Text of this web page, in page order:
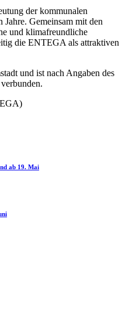
der kommunalen
Gemeinsam mit den
und klimafreundliche
die ENTEGA als attraktiven
und ist nach Angaben des
ab 19. Mai